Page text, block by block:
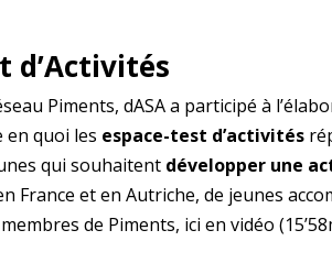
d’Activités
Piments, dASA a participé à
en quoi les espace-test d’activités
qui souhaitent développer une
France et en Autriche, de jeunes
de Piments, ici en vidéo